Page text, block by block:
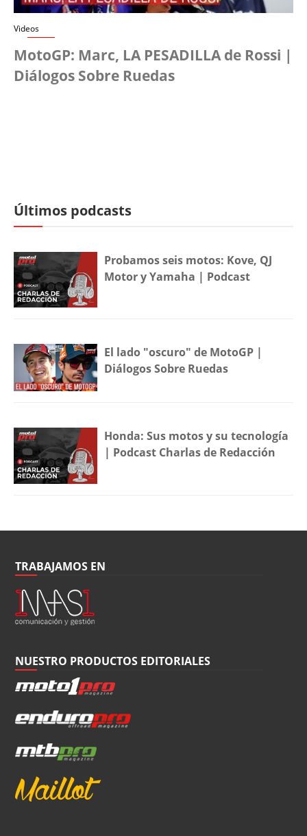
Videos
MotoGP: Marc, LA PESADILLA de Rossi |
Diálogos Sobre Ruedas
Últimos podcasts
Probamos seis motos: Kove, QJ
Motor y Yamaha | Podcast
El lado "oscuro" de MotoGP |
Diálogos Sobre Ruedas
Honda: Sus motos y su tecnología
| Podcast Charlas de Redacción
TRABAJAMOS EN
NUESTRO PRODUCTOS EDITORIALES